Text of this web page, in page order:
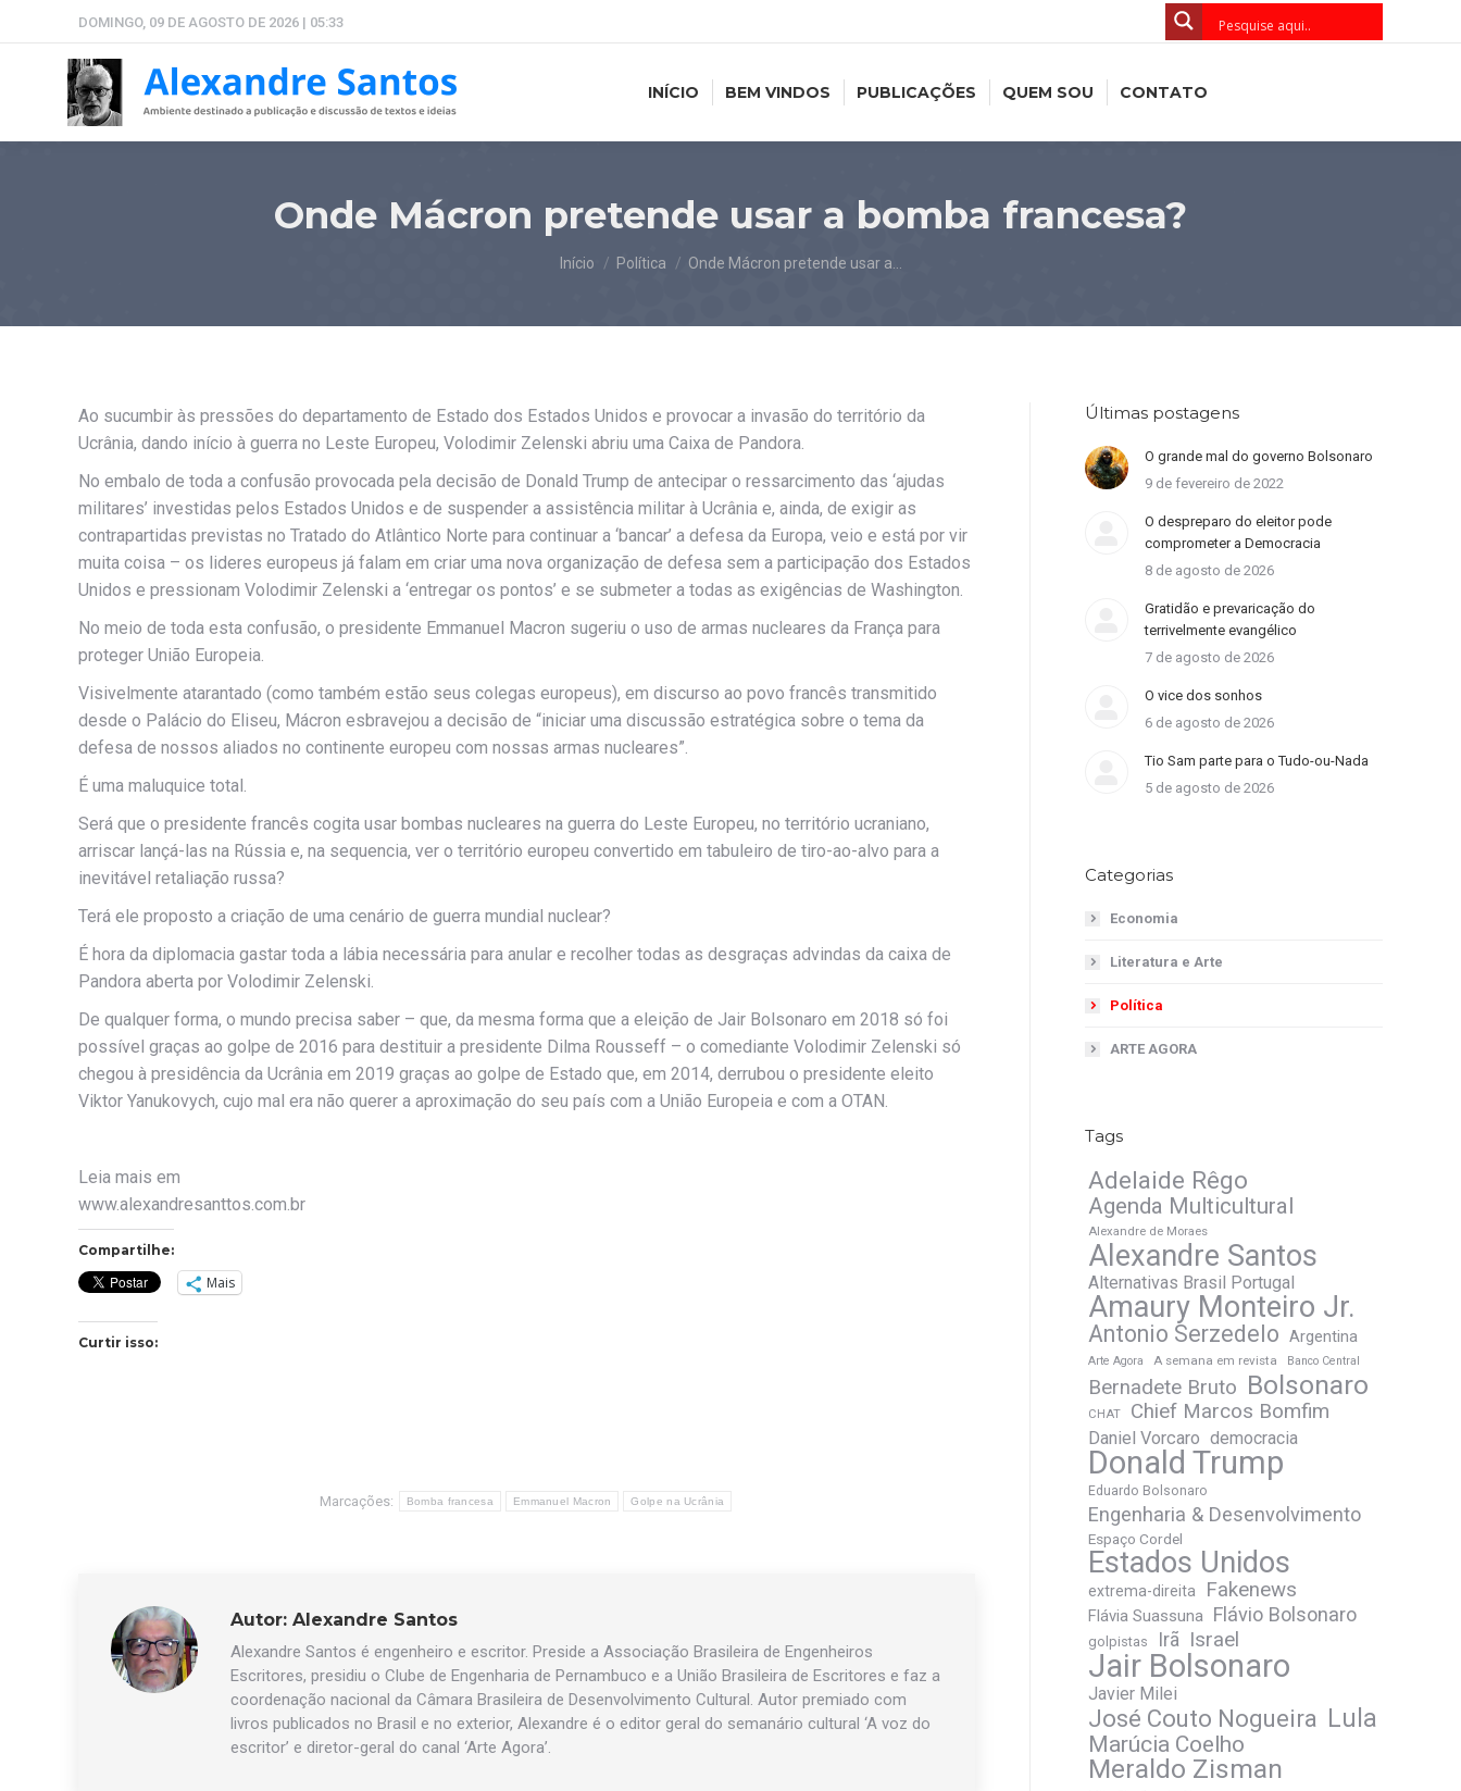
DOMINGO, 09 DE AGOSTO DE 2026 | 05:33
INÍCIO BEM VINDOS PUBLICAÇÕES QUEM SOU CONTATO
Onde Mácron pretende usar a bomba francesa?
Você está aqui:
Início Política Onde Mácron pretende usar a…
Ao sucumbir às pressões do departamento de Estado dos Estados Unidos e provocar a invasão do território da
Ucrânia, dando início à guerra no Leste Europeu, Volodimir Zelenski abriu uma Caixa de Pandora.
No embalo de toda a confusão provocada pela decisão de Donald Trump de antecipar o ressarcimento das ‘ajudas
militares’ investidas pelos Estados Unidos e de suspender a assistência militar à Ucrânia e, ainda, de exigir as
contrapartidas previstas no Tratado do Atlântico Norte para continuar a ‘bancar’ a defesa da Europa, veio e está por vir
muita coisa – os lideres europeus já falam em criar uma nova organização de defesa sem a participação dos Estados
Unidos e pressionam Volodimir Zelenski a ‘entregar os pontos’ e se submeter a todas as exigências de Washington.
No meio de toda esta confusão, o presidente Emmanuel Macron sugeriu o uso de armas nucleares da França para
proteger União Europeia.
Visivelmente atarantado (como também estão seus colegas europeus), em discurso ao povo francês transmitido
desde o Palácio do Eliseu, Mácron esbravejou a decisão de “iniciar uma discussão estratégica sobre o tema da
defesa de nossos aliados no continente europeu com nossas armas nucleares”.
É uma maluquice total.
Será que o presidente francês cogita usar bombas nucleares na guerra do Leste Europeu, no território ucraniano,
arriscar lançá-las na Rússia e, na sequencia, ver o território europeu convertido em tabuleiro de tiro-ao-alvo para a
inevitável retaliação russa?
Terá ele proposto a criação de uma cenário de guerra mundial nuclear?
É hora da diplomacia gastar toda a lábia necessária para anular e recolher todas as desgraças advindas da caixa de
Pandora aberta por Volodimir Zelenski.
De qualquer forma, o mundo precisa saber – que, da mesma forma que a eleição de Jair Bolsonaro em 2018 só foi
possível graças ao golpe de 2016 para destituir a presidente Dilma Rousseff – o comediante Volodimir Zelenski só
chegou à presidência da Ucrânia em 2019 graças ao golpe de Estado que, em 2014, derrubou o presidente eleito
Viktor Yanukovych, cujo mal era não querer a aproximação do seu país com a União Europeia e com a OTAN.
Leia mais em
www.alexandresanttos.com.br
Compartilhe:
Mais
Curtir isso:
Marcações: Bomba francesa Emmanuel Macron Golpe na Ucrânia
Autor: Alexandre Santos
Alexandre Santos é engenheiro e escritor. Preside a Associação Brasileira de Engenheiros
Escritores, presidiu o Clube de Engenharia de Pernambuco e a União Brasileira de Escritores e faz a
coordenação nacional da Câmara Brasileira de Desenvolvimento Cultural. Autor premiado com
livros publicados no Brasil e no exterior, Alexandre é o editor geral do semanário cultural ‘A voz do
escritor’ e diretor-geral do canal ‘Arte Agora’.
Últimas postagens
O grande mal do governo Bolsonaro
9 de fevereiro de 2022
O despreparo do eleitor pode
comprometer a Democracia
8 de agosto de 2026
Gratidão e prevaricação do
terrivelmente evangélico
7 de agosto de 2026
O vice dos sonhos
6 de agosto de 2026
Tio Sam parte para o Tudo-ou-Nada
5 de agosto de 2026
Categorias
Economia
Literatura e Arte
Política
ARTE AGORA
Tags
Adelaide Rêgo
Agenda Multicultural
Alexandre de Moraes
Alexandre Santos
Alternativas Brasil Portugal
Amaury Monteiro Jr.
Antonio Serzedelo Argentina
Arte Agora A semana em revista Banco Central
Bernadete Bruto Bolsonaro
CHAT Chief Marcos Bomfim
Daniel Vorcaro democracia
Donald Trump
Eduardo Bolsonaro
Engenharia & Desenvolvimento
Espaço Cordel
Estados Unidos
extrema-direita Fakenews
Flávia Suassuna Flávio Bolsonaro
golpistas Irã Israel
Jair Bolsonaro
Javier Milei
José Couto Nogueira Lula
Marúcia Coelho
Meraldo Zisman